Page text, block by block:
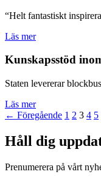
“Helt fantastiskt
Läs mer
Kunskapsstöd
Staten levererar
Läs mer
← Föregående 1 2 3 4 5
Håll dig
Prenumerera på vårt